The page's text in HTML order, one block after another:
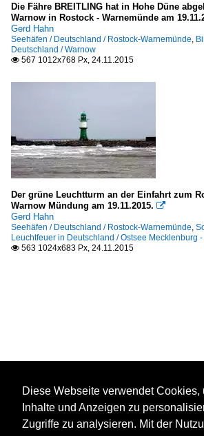
Die Fähre BREITLING hat in Hohe Düne
Warnow in Rostock - Warnemünde am
Gerd Hahn
Seehäfen / Deutschland / Rostock-Warnemünde,
Deutschland / Warnow
 567 1012x768 Px, 24.11.2015
Der grüne Leuchtturm an der Einfahrt zum
Warnow Mündung am 19.11.2015. 
Gerd Hahn
Seehäfen / Deutschland / Rostock-Warnemünde,
Leuchtfeuer in Deutschland / Ostsee Mecklenburg
 563 1024x683 Px, 24.11.2015
Diese Webseite verwendet Cookies,
Inhalte und Anzeigen zu
Zugriffe zu analysieren. Mit der